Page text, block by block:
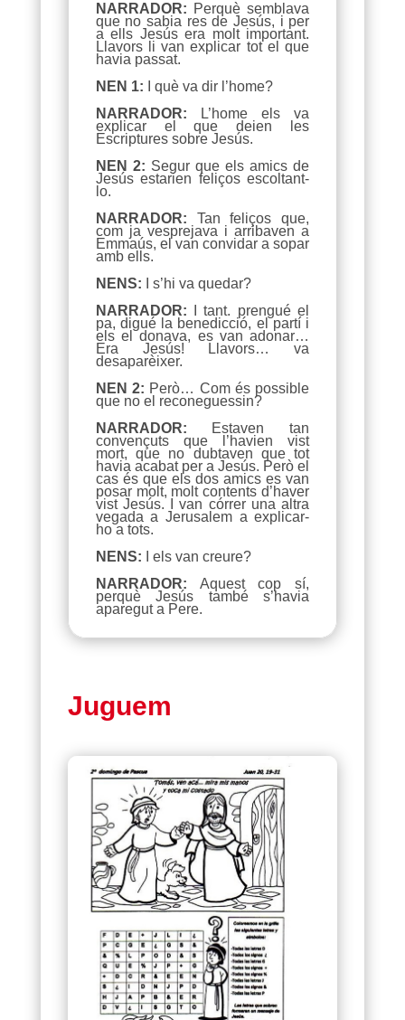
NARRADOR: Perquè semblava
que no sabia res de Jesús, i per
a ells Jesús era molt important.
Llavors li van explicar tot el que
havia passat.
NEN 1: I què va dir l’home?
NARRADOR: L’home els va
explicar el que deien les
Escriptures sobre Jesús.
NEN 2: Segur que els amics de
Jesús estarien feliços escoltant-
lo.
NARRADOR: Tan feliços que,
com ja vesprejava i arribaven a
Emmaús, el van convidar a sopar
amb ells.
NENS: I s’hi va quedar?
NARRADOR: I tant. prengué el
pa, digué la benedicció, el partí i
els el donava, es van adonar…
Era Jesús! Llavors… va
desaparèixer.
NEN 2: Però… Com és possible
que no el reconeguessin?
NARRADOR: Estaven tan
convençuts que l’havien vist
mort, que no dubtaven que tot
havia acabat per a Jesús. Però el
cas és que els dos amics es van
posar molt, molt contents d’haver
vist Jesús. I van córrer una altra
vegada a Jerusalem a explicar-
ho a tots.
NENS: I els van creure?
NARRADOR: Aquest cop sí,
perquè Jesús també s’havia
aparegut a Pere.
Juguem